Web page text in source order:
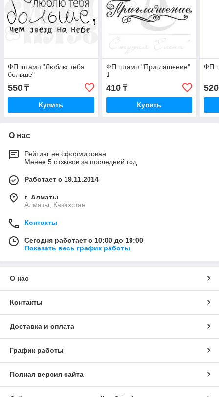
ФП штамп "Люблю тебя
больше"
550 ₸
Купить
ФП штамп "Приглашение"
1
410₸
Купить
ФП
520
О нас
Рейтинг не сформирован
Менее 5 отзывов за последний год
Работает с 19.11.2014
г. Алматы
Алматы, Казахстан
Контакты
Сегодня работает с 10:00 до 19:00
Показать весь график работы
О нас
Контакты
Доставка и оплата
График работы
Полная версия сайта